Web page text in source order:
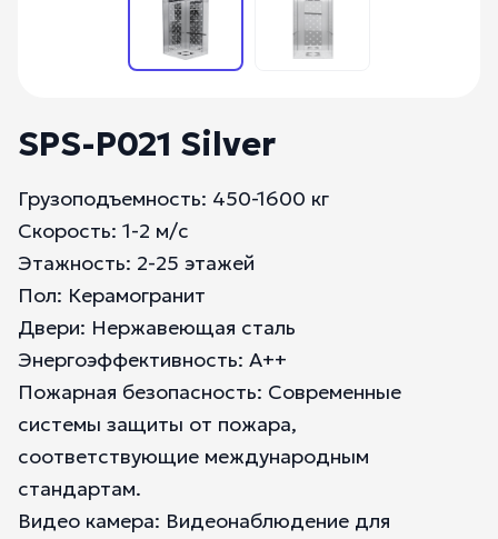
SPS-P021 Silver
Грузоподъемность: 450-1600 кг
Скорость: 1-2 м/с
Этажность: 2-25 этажей
Пол: Керамогранит
Двери: Нержавеющая сталь
Энергоэффективность: А++
Пожарная безопасность: Современные
системы защиты от пожара,
соответствующие международным
стандартам.
Видео камера: Видеонаблюдение для